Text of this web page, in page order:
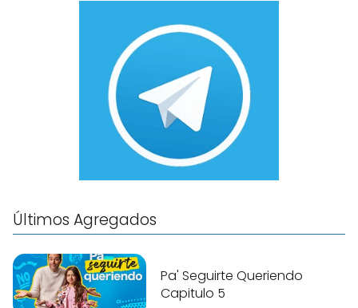
Últimos Agregados
Pa' Seguirte Queriendo
Capitulo 5